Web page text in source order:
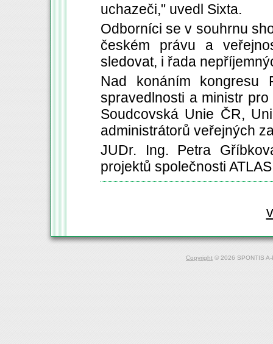
uchazeči," uvedl Sixta.
Odborníci se v souhrnu
českém právu a
sledovat, i řada
Nad konáním kongresu
spravedlnosti a ministr
Soudcovská Unie ČR,
administrátorů veřejných
JUDr. Ing. Petra
projektů společnosti
Copyright © 2026 SPONTIS